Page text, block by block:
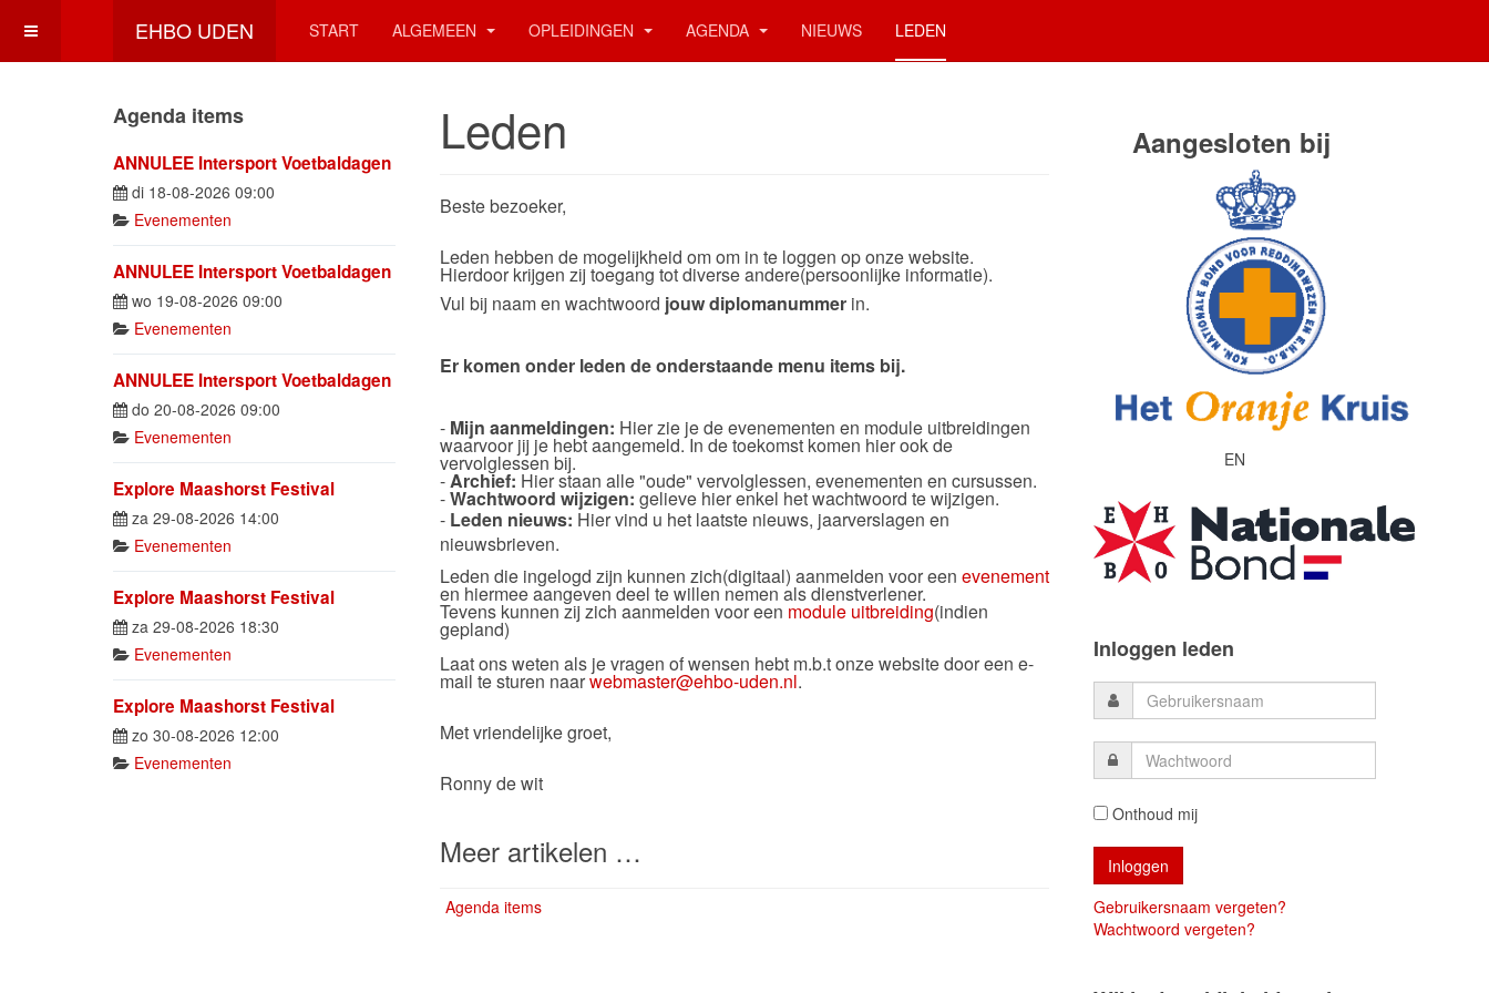
EHBO UDEN START ALGEMEEN OPLEIDINGEN AGENDA NIEUWS LEDEN
Leden
Beste bezoeker,
Leden hebben de mogelijkheid om om in te loggen op onze website.
Hierdoor krijgen zij toegang tot diverse andere(persoonlijke informatie).
Vul bij naam en wachtwoord jouw diplomanummer in.
Er komen onder leden de onderstaande menu items bij.
- Mijn aanmeldingen: Hier zie je de evenementen en module uitbreidingen
waarvoor jij je hebt aangemeld.In de toekomst komen hier ook de
vervolglessen bij.
-Archief: Hier staan alle "oude" vervolglessen, evenementen en cursussen.
-Wachtwoord wijzigen: gelieve hier enkel het wachtwoord te wijzigen.
- Leden nieuws: Hier vind u het laatste nieuws, jaarverslagen en
nieuwsbrieven.
Leden die ingelogd zijn kunnen zich(digitaal) aanmelden voor een evenement
en hiermee aangeven deel te willen nemen als dienstverlener.
Tevens kunnen zij zich aanmelden voor een module uitbreiding(indien
gepland)
Laat ons weten als je vragen of wensen hebt m.b.t onze website door een e-
mail te sturen naarwebmaster@ehbo-uden.nl.
Met vriendelijke groet,
Ronny de wit
Meer artikelen …
Agenda items
Agenda items
ANNULEE Intersport Voetbaldagen
di 18-08-2026 09:00
Evenementen
ANNULEE Intersport Voetbaldagen
wo 19-08-2026 09:00
Evenementen
ANNULEE Intersport Voetbaldagen
do 20-08-2026 09:00
Evenementen
Explore Maashorst Festival
za 29-08-2026 14:00
Evenementen
Explore Maashorst Festival
za 29-08-2026 18:30
Evenementen
Explore Maashorst Festival
zo 30-08-2026 12:00
Evenementen
Aangesloten bij
EN
Inloggen leden
Onthoud mij
Gebruikersnaam vergeten?
Wachtwoord vergeten?